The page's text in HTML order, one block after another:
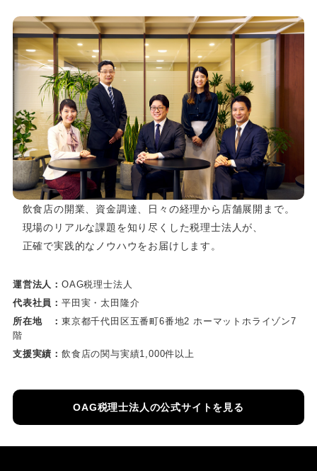
飲食店の開業、資金調達、日々の経理から店舗展開まで。
現場のリアルな課題を知り尽くした税理士法人が、
正確で実践的なノウハウをお届けします。
運営法人： OAG税理士法人
代表社員： 平田実・太田隆介
所在地 ： 東京都千代田区五番町6番地2 ホーマットホライゾン7
階
支援実績： 飲食店の関与実績1,000件以上
OAG税理士法人の公式サイトを見る